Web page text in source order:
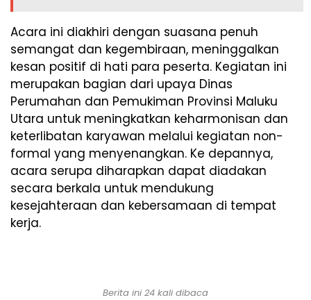
Acara ini diakhiri dengan suasana penuh
semangat dan kegembiraan, meninggalkan
kesan positif di hati para peserta. Kegiatan ini
merupakan bagian dari upaya Dinas
Perumahan dan Pemukiman Provinsi Maluku
Utara untuk meningkatkan keharmonisan dan
keterlibatan karyawan melalui kegiatan non-
formal yang menyenangkan. Ke depannya,
acara serupa diharapkan dapat diadakan
secara berkala untuk mendukung
kesejahteraan dan kebersamaan di tempat
kerja.
Berita ini 24 kali dibaca